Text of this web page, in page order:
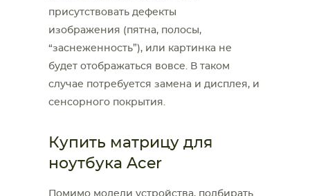
присутствовать дефекты
изображения (пятна, полосы,
“заснеженность”), или картинка не
будет отображаться вовсе. В таком
случае потребуется замена и дисплея, и
сенсорного покрытия.
Купить матрицу для
ноутбука Acer
Помимо модели устройства, подбирать